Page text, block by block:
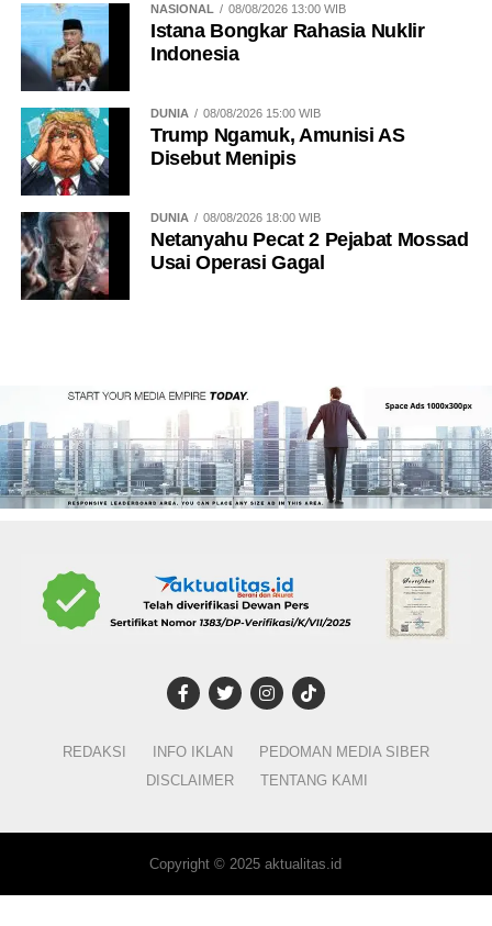
NASIONAL 08/08/2026 13:00 WIB
Istana Bongkar Rahasia Nuklir
Indonesia
DUNIA 08/08/2026 15:00 WIB
Trump Ngamuk, Amunisi AS
Disebut Menipis
DUNIA 08/08/2026 18:00 WIB
Netanyahu Pecat 2 Pejabat Mossad
Usai Operasi Gagal
REDAKSI INFO IKLAN
PEDOMAN MEDIA SIBER
DISCLAIMER
TENTANG KAMI
Copyright © 2025 aktualitas.id